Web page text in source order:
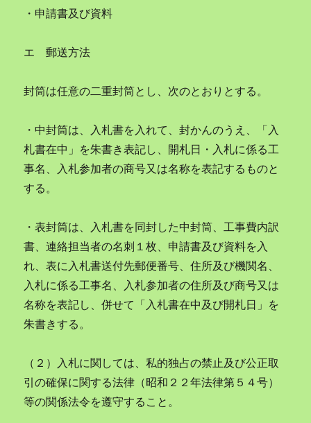
・申請書及び資料
エ 郵送方法
封筒は任意の二重封筒とし、次のとおりとする。
・中封筒は、入札書を入れて、封かんのうえ、「入
札書在中」を朱書き表記し、開札日・入札に係る工
事名、入札参加者の商号又は名称を表記するものと
する。
・表封筒は、入札書を同封した中封筒、工事費内訳
書、連絡担当者の名刺１枚、申請書及び資料を入
れ、表に入札書送付先郵便番号、住所及び機関名、
入札に係る工事名、入札参加者の住所及び商号又は
名称を表記し、併せて「入札書在中及び開札日」を
朱書きする。
（２）入札に関しては、私的独占の禁止及び公正取
引の確保に関する法律（昭和２２年法律第５４号）
等の関係法令を遵守すること。